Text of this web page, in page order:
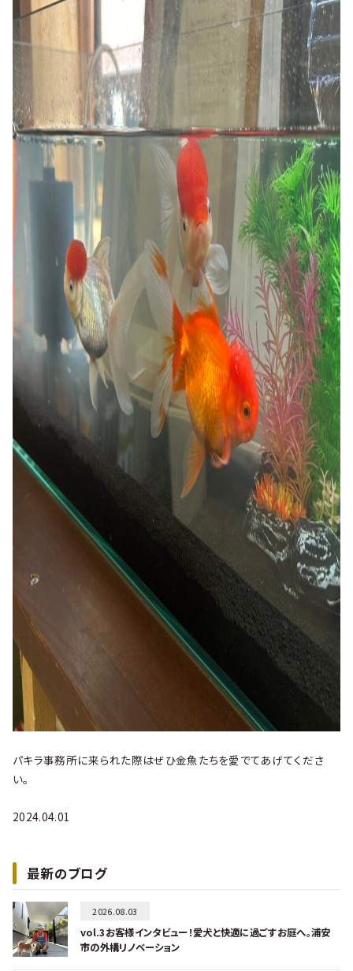
パキラ事務所に来られた際はぜひ金魚たちを愛でてあげてくださ
い。
2024.04.01
最新のブログ
2026.08.03
vol.3お客様インタビュー！愛犬と快適に過ごすお庭へ。浦安
市の外構リノベーション